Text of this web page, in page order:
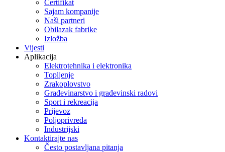
Certifikat
Sajam kompanije
Naši partneri
Obilazak fabrike
Izložba
Vijesti
Aplikacija
Elektrotehnika i elektronika
Topljenje
Zrakoplovstvo
Građevinarstvo i građevinski radovi
Sport i rekreacija
Prijevoz
Poljoprivreda
Industrijski
Kontaktirajte nas
Često postavljana pitanja